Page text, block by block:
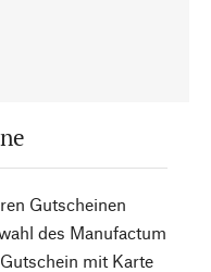
Gutscheinen
des Manufactum
mit Karte